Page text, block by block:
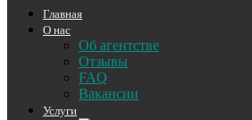
Главная
О нас
Об агентстве
Отзывы
FAQ
Вакансии
Услуги